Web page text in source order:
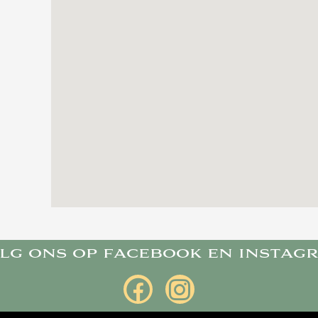
ons op facebook en